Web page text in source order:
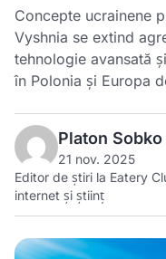
Concepte ucrainene
Vyshnia se extind
tehnologie avansată
în Polonia și Europa
Platon Sobko
21 nov. 2025
Editor de știri la Eatery
internet și științ